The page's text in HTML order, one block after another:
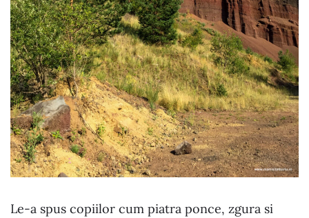
Le-a spus copiilor cum piatra ponce, zgura si